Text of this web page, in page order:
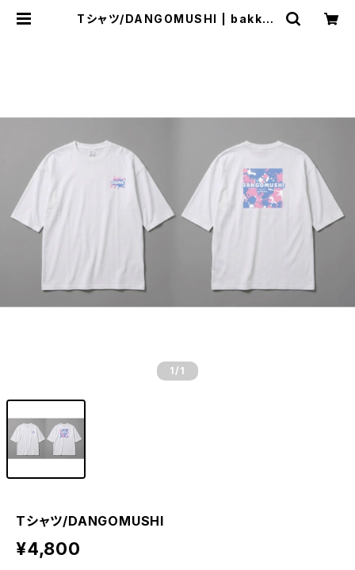
Tシャツ/DANGOMUSHI | bakkys
1 /1
Tシャツ/DANGOMUSHI
¥4,800